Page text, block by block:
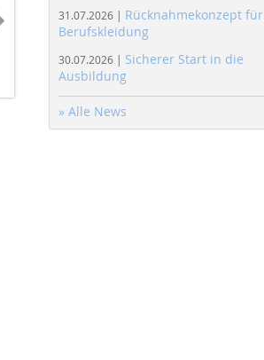
31.07.2026 | Rücknahmekonzept für
Berufskleidung
30.07.2026 | Sicherer Start in die
Ausbildung
» Alle News